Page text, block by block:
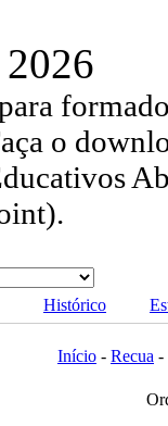
o
Histórico
Início - Recua -